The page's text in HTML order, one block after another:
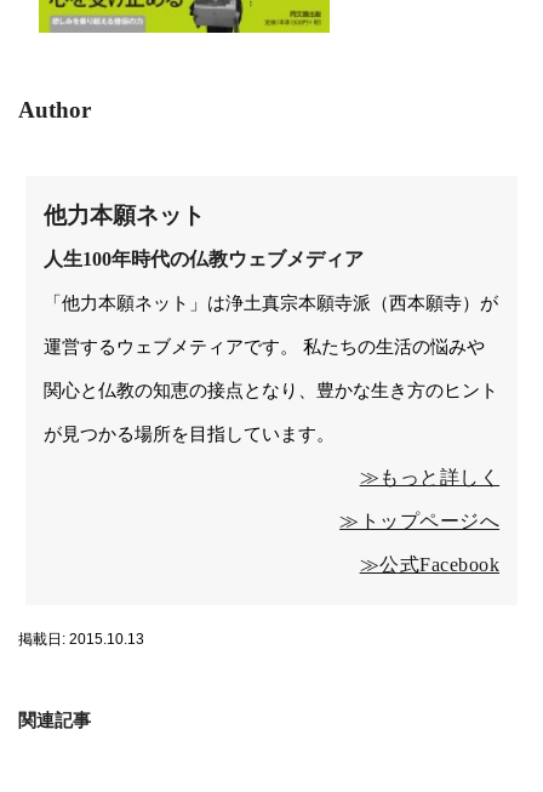
Author
他力本願ネット
人生100年時代の仏教ウェブメディア
「他力本願ネット」は浄土真宗本願寺派（西本願寺）が
運営するウェブメティアです。 私たちの生活の悩みや
関心と仏教の知恵の接点となり、豊かな生き方のヒント
が見つかる場所を目指しています。
≫もっと詳しく
≫トップページへ
≫公式Facebook
掲載日: 2015.10.13
関連記事